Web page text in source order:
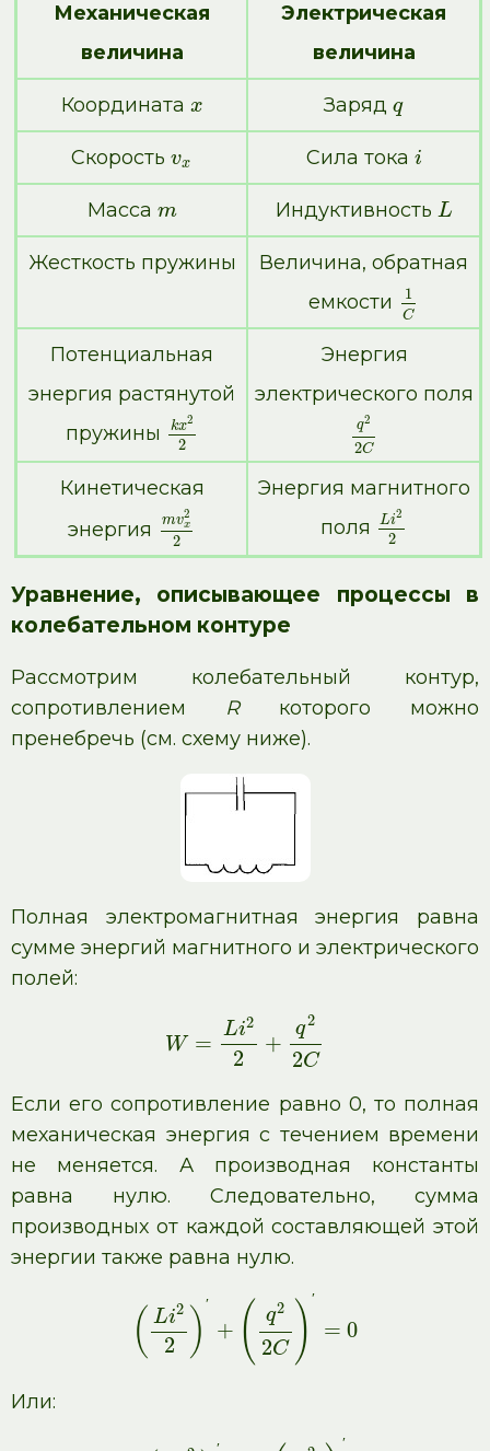
Механическая
величина
Электрическая
величина
Координата x Зарядq
Скоростьvx Сила тока i
Масса m Индуктивность L
Жесткость пружины
Величина, обратная
емкости
1
C
Потенциальная
энергия растянутой
пружины
kx2
2
Энергия
электрического поля
q2
2C
Кинетическая
энергия
mv2
x
2
Энергия магнитного
поля
Li2
2
Уравнение, описывающее процессы в
колебательном контуре
Рассмотрим колебательный контур,
сопротивлением R которого можно
пренебречь (см. схему ниже).
Полная электромагнитная энергия равна
сумме энергий магнитного и электрического
полей:
W =
Li2
2
+
q2
2C
Если его сопротивление равно 0, то полная
механическая энергия с течением времени
не меняется. А производная константы
равна нулю. Следовательно, сумма
производных от каждой составляющей этой
энергии также равна нулю.
( Li2
2 )
′
+ ( q2
2C ) ′
= 0
Или:
′